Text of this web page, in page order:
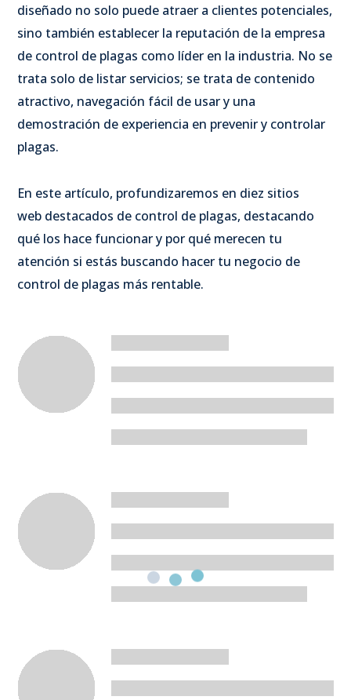
diseñado no solo puede atraer a clientes potenciales,
sino también establecer la reputación de la empresa
de control de plagas como líder en la industria. No se
trata solo de listar servicios; se trata de contenido
atractivo, navegación fácil de usar y una
demostración de experiencia en prevenir y controlar
plagas.
En este artículo, profundizaremos en diez sitios
web destacados de control de plagas, destacando
qué los hace funcionar y por qué merecen tu
atención si estás buscando hacer tu negocio de
control de plagas más rentable.